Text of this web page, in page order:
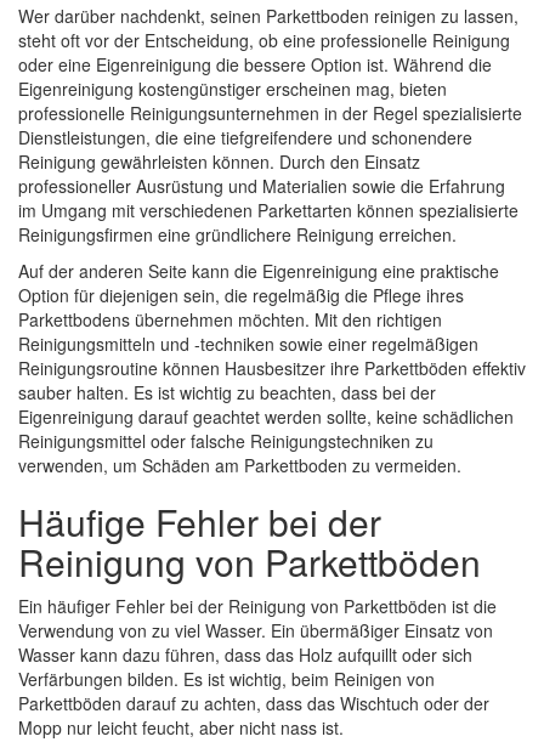
Wer darüber nachdenkt, seinen Parkettboden reinigen zu lassen,
steht oft vor der Entscheidung, ob eine professionelle Reinigung
oder eine Eigenreinigung die bessere Option ist. Während die
Eigenreinigung kostengünstiger erscheinen mag, bieten
professionelle Reinigungsunternehmen in der Regel spezialisierte
Dienstleistungen, die eine tiefgreifendere und schonendere
Reinigung gewährleisten können. Durch den Einsatz
professioneller Ausrüstung und Materialien sowie die Erfahrung
im Umgang mit verschiedenen Parkettarten können spezialisierte
Reinigungsfirmen eine gründlichere Reinigung erreichen.
Auf der anderen Seite kann die Eigenreinigung eine praktische
Option für diejenigen sein, die regelmäßig die Pflege ihres
Parkettbodens übernehmen möchten. Mit den richtigen
Reinigungsmitteln und -techniken sowie einer regelmäßigen
Reinigungsroutine können Hausbesitzer ihre Parkettböden effektiv
sauber halten. Es ist wichtig zu beachten, dass bei der
Eigenreinigung darauf geachtet werden sollte, keine schädlichen
Reinigungsmittel oder falsche Reinigungstechniken zu
verwenden, um Schäden am Parkettboden zu vermeiden.
Häufige Fehler bei der
Reinigung von Parkettböden
Ein häufiger Fehler bei der Reinigung von Parkettböden ist die
Verwendung von zu viel Wasser. Ein übermäßiger Einsatz von
Wasser kann dazu führen, dass das Holz aufquillt oder sich
Verfärbungen bilden. Es ist wichtig, beim Reinigen von
Parkettböden darauf zu achten, dass das Wischtuch oder der
Mopp nur leicht feucht, aber nicht nass ist.